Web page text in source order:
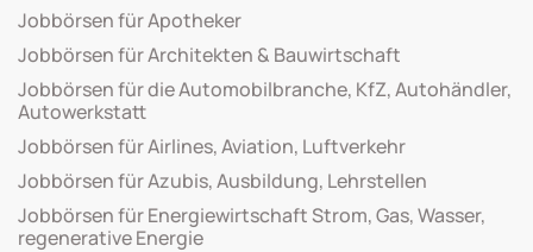
Jobbörsen für Apotheker
Jobbörsen für Architekten & Bauwirtschaft
Jobbörsen für die Automobilbranche, KfZ, Autohändler,
Autowerkstatt
Jobbörsen für Airlines, Aviation, Luftverkehr
Jobbörsen für Azubis, Ausbildung, Lehrstellen
Jobbörsen für Energiewirtschaft Strom, Gas, Wasser,
regenerative Energie